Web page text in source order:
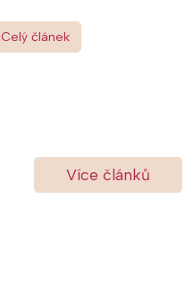
Celý článek
Více článků